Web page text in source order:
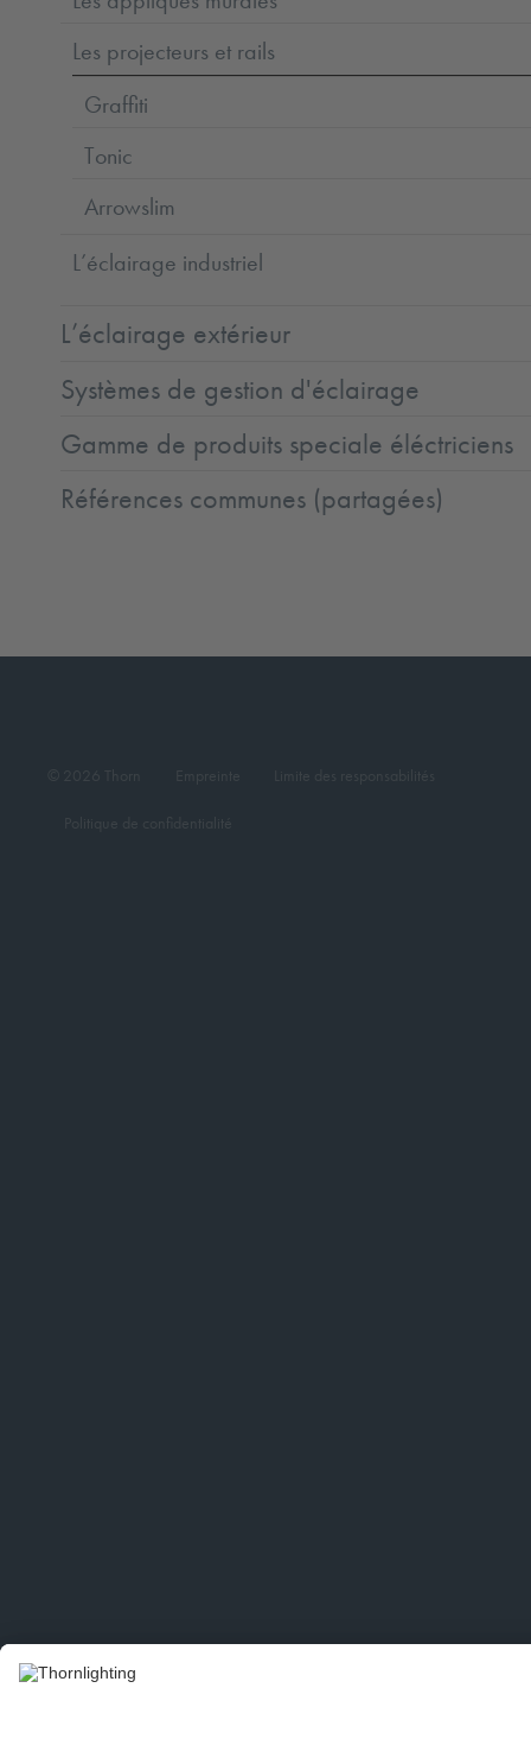
Les projecteurs et rails
Graffiti
Tonic
Arrowslim
L’éclairage industriel
L’éclairage extérieur
Systèmes de gestion d'éclairage
Gamme de produits speciale éléctriciens
Références communes (partagées)